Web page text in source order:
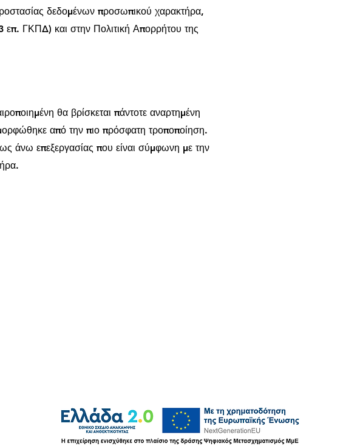
δεδομένων προσωπικού χαρακτήρα,
ΓΚΠΔ) και στην Πολιτική Απορρήτου της
θα βρίσκεται πάντοτε αναρτημένη
από την πιο πρόσφατη τροποποίηση.
άνω επεξεργασίας που είναι σύμφωνη με την